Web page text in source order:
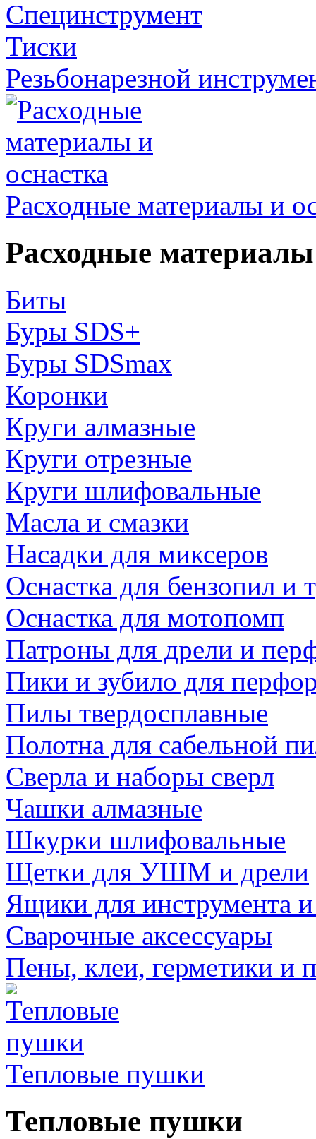
Специнструмент
Тиски
Резьбонарезной
Расходные материалы и
Расходные
Биты
Буры SDS+
Буры SDSmax
Коронки
Круги алмазные
Круги отрезные
Круги шлифовальные
Масла и смазки
Насадки для миксеров
Оснастка для бензопил и
Оснастка для мотопомп
Патроны для дрели и
Пики и зубило для
Пилы твердосплавные
Полотна для сабельной
Сверла и наборы сверл
Чашки алмазные
Шкурки шлифовальные
Щетки для УШМ и дрели
Ящики для инструмента
Сварочные аксессуары
Пены, клеи, герметики и
Тепловые пушки
Тепловые пушки